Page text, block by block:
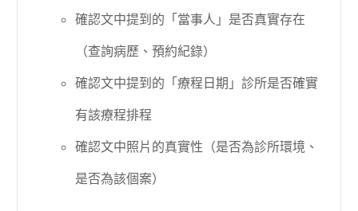
確認文中提到的「當事人」是否真實存在
（查詢病歷、預約紀錄）
確認文中提到的「療程日期」診所是否確實
有該療程排程
確認文中照片的真實性（是否為診所環境、
是否為該個案）